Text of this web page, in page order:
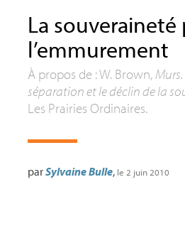
La souveraineté
l’emmurement
À propos de : W. Brown,
séparation et le déclin de la
Les Prairies Ordinaires.
parSylvaine Bulle, le 2 juin 2010